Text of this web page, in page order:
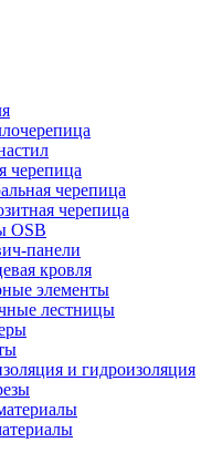
черепица
черепица
черепица
OSB
панели
кровля
элементы
лестницы
и гидроизоляция